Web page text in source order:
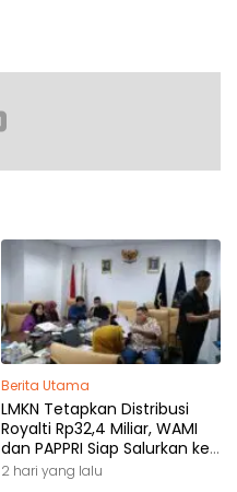
Berita Utama
LMKN Tetapkan Distribusi
Royalti Rp32,4 Miliar, WAMI
dan PAPPRI Siap Salurkan ke
Pemilik Hak
2 hari yang lalu